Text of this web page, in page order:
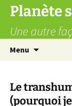
Aller
contenu
Planète
Une autre
Menu
Le
(pourquoi